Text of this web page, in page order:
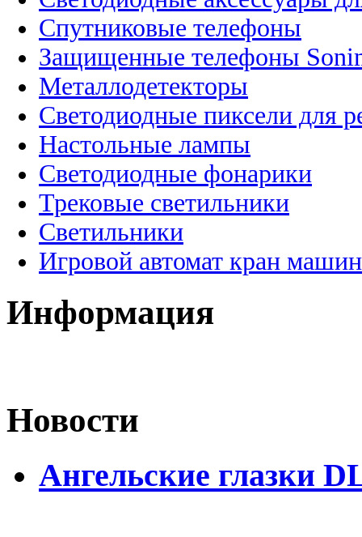
Спутниковые телефоны
Защищенные телефоны
Металлодетекторы
Светодиодные пиксели для
Настольные лампы
Светодиодные фонарики
Трековые светильники
Светильники
Игровой автомат кран
Информация
Новости
Ангельские глазки